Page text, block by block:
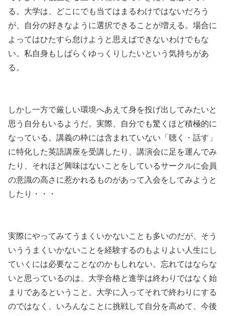
る。大学は、どこにでも当てはまるわけではないだろう
が、自分の好きなように選択できることが増える。場合に
よってはひたすら怠けようと思えばできないわけでもな
い。私自身もしばらくゆっくりしたいという気持ちがあ
る。
しかし一方で厳しい環境へあえて身を投げ出してみたいと
思う自分もいるようだ。実際、自分でも驚くほど積極的に
なっている。講義の枠には含まれていない「聴く・話す」
に特化した英語講座を受講したり、講演会に足を運んでみ
たり、それほど興味はないことをしているサークルに会員
の意識の高さに惹かれるものがあって入会をしてみようと
したり・・・
実際にやってみてうまくいかないことも多いのだが、そう
いううまくいかないことを経験するのもよりよい人生にし
ていくには必要なことなのかもしれない。忘れてはならな
いと思っているのは、大学合格と進学は終わりではなく始
まりであるということ。大学に入ってそれで終わりにする
のではなく、いろんなことに挑戦して自分を高めて、今後